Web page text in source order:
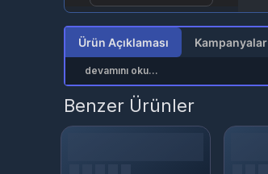
Ürün Açıklaması Kampanyalar
devamını oku...
Benzer Ürünler